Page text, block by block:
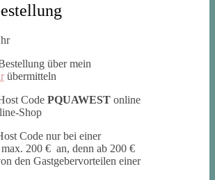
über mein
übermitteln
Code PQUAWEST online
Shop
Code nur bei einer
200 € an, denn ab 200 €
den Gastgebervorteilen einer